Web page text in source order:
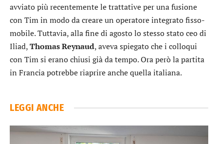
avviato più recentemente le trattative per una fusione
con Tim in modo da creare un operatore integrato fisso-
mobile. Tuttavia, alla fine di agosto lo stesso stato ceo di
Iliad,ThomasReynaud, aveva spiegato che i colloqui
con Tim si erano chiusi già da tempo. Ora però la partita
in Francia potrebbe riaprire anche quella italiana.
LEGGI ANCHE